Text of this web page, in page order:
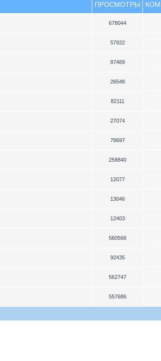
ПРОСМОТРЫ
678044
57922
87469
26548
82111
27074
78697
258840
12077
13046
12403
560566
92435
562747
557686